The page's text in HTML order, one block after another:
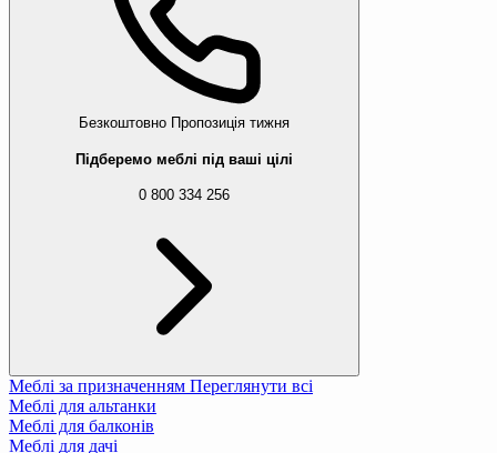
Безкоштовно Пропозиція тижня
Підберемо меблі під ваші цілі
0 800 334 256
Меблі за призначенням Переглянути всі
Меблі для альтанки
Меблі для балконів
Меблі для дачі